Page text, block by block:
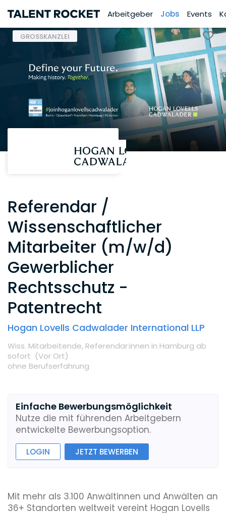
Arbeitgeber Jobs Events
GROSSKANZLEI
Referendar /
Wissenschaftlicher
Mitarbeiter (m/w/d)
Gewerblicher
Rechtsschutz -
Patentrecht
Hogan Lovells Cadwalader International LLP
Wiss. Mitarbeitende, Referendar:innen in Hamburg ab
sofort (Vor Ort)
ohne Berufserfahrung
Einfache Bewerbungsmöglichkeit
Nutze die mit führenden Arbeitgebern
entwickelte Bewerbungsoption.
LOGIN JETZT BEWERBEN
Mit mehr als 3.100 Anwältinnen und Anwälten an
36+ Standorten weltweit vereint Hogan Lovells